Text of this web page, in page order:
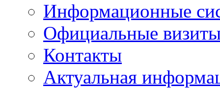
Информационные
Официальные
Контакты
Актуальная